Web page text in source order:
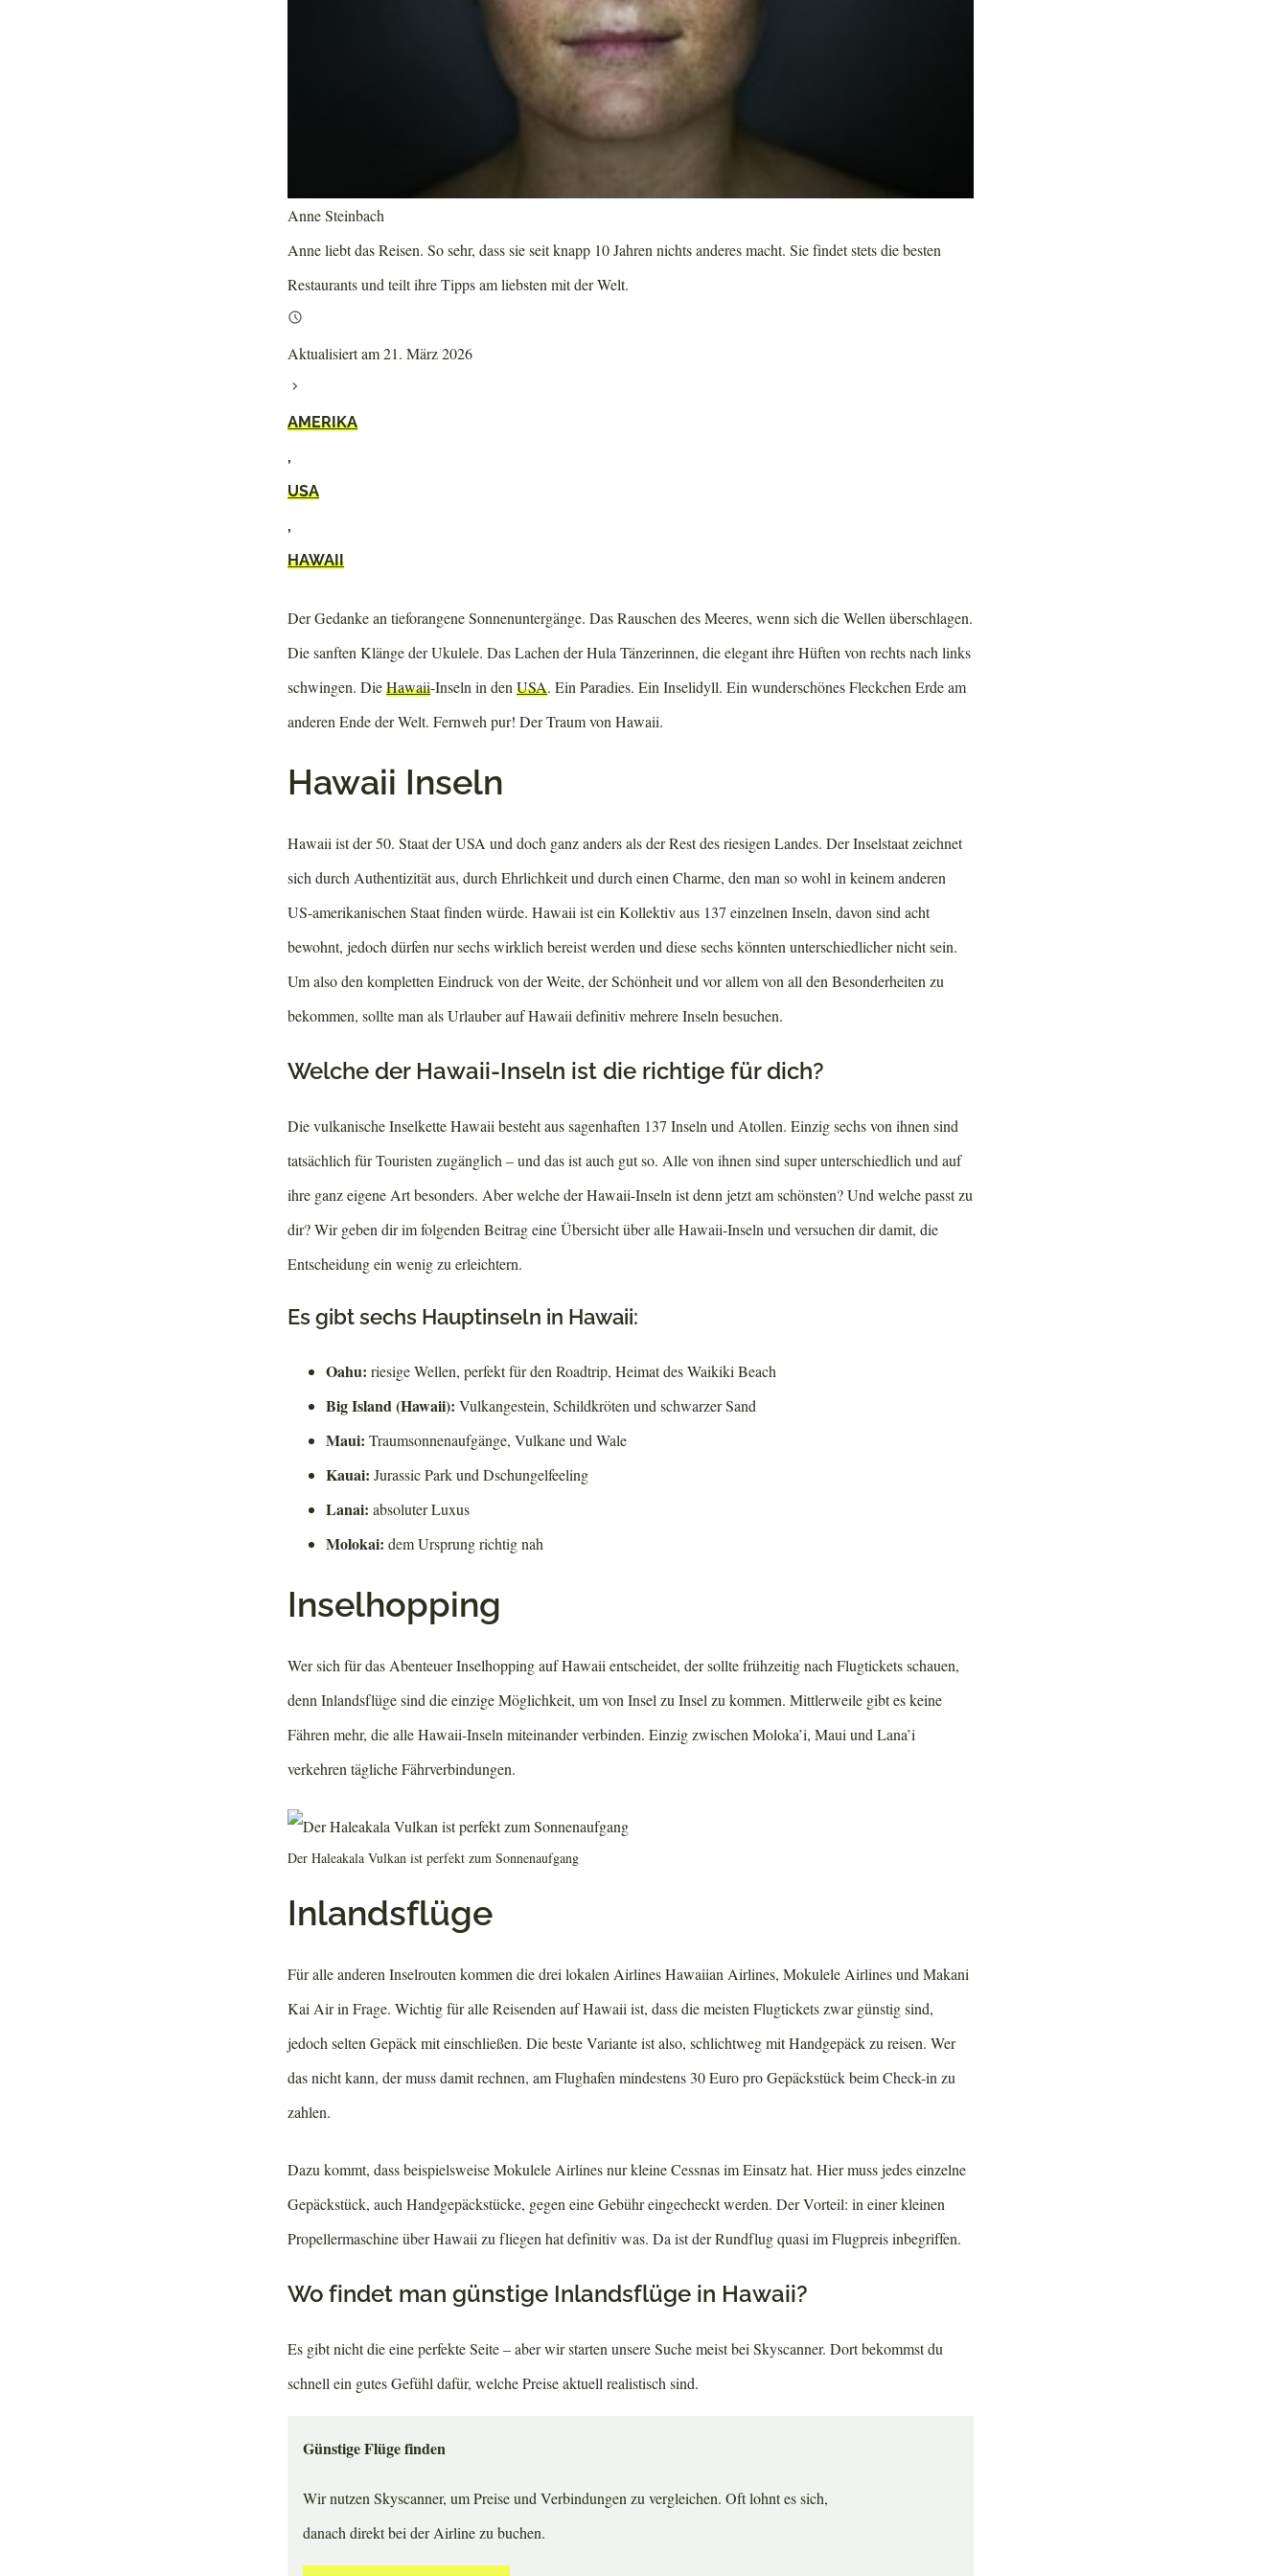
Anne Steinbach
Anne liebt das Reisen. So sehr, dass sie seit knapp 10 Jahren nichts anderes macht. Sie findet stets die besten
Restaurants und teilt ihre Tipps am liebsten mit der Welt.
Aktualisiert am 21. März 2026
AMERIKA
,
USA
,
HAWAII
Der Gedanke an tieforangene Sonnenuntergänge. Das Rauschen des Meeres, wenn sich die Wellen überschlagen.
Die sanften Klänge der Ukulele. Das Lachen der Hula Tänzerinnen, die elegant ihre Hüften von rechts nach links
schwingen. DieHawaii-Inseln in denUSA. Ein Paradies. Ein Inselidyll. Ein wunderschönes Fleckchen Erde am
anderen Ende der Welt. Fernweh pur! Der Traum von Hawaii.
Hawaii Inseln
Hawaii ist der 50. Staat der USA und doch ganz anders als der Rest des riesigen Landes. Der Inselstaat zeichnet
sich durch Authentizität aus, durch Ehrlichkeit und durch einen Charme, den man so wohl in keinem anderen
US-amerikanischen Staat finden würde. Hawaii ist ein Kollektiv aus 137 einzelnen Inseln, davon sind acht
bewohnt, jedoch dürfen nur sechs wirklich bereist werden und diese sechs könnten unterschiedlicher nicht sein.
Um also den kompletten Eindruck von der Weite, der Schönheit und vor allem von all den Besonderheiten zu
bekommen, sollte man als Urlauber auf Hawaii definitiv mehrere Inseln besuchen.
Welche der Hawaii-Inseln ist die richtige für dich?
Die vulkanische Inselkette Hawaii besteht aus sagenhaften 137 Inseln und Atollen. Einzig sechs von ihnen sind
tatsächlich für Touristen zugänglich – und das ist auch gut so. Alle von ihnen sind super unterschiedlich und auf
ihre ganz eigene Art besonders. Aber welche der Hawaii-Inseln ist denn jetzt am schönsten? Und welche passt zu
dir? Wir geben dir im folgenden Beitrag eine Übersicht über alle Hawaii-Inseln und versuchen dir damit, die
Entscheidung ein wenig zu erleichtern.
Es gibt sechs Hauptinseln in Hawaii:
Oahu: riesige Wellen, perfekt für den Roadtrip, Heimat des Waikiki Beach
Big Island (Hawaii): Vulkangestein, Schildkröten und schwarzer Sand
Maui: Traumsonnenaufgänge, Vulkane und Wale
Kauai: Jurassic Park und Dschungelfeeling
Lanai: absoluter Luxus
Molokai: dem Ursprung richtig nah
Inselhopping
Wer sich für das Abenteuer Inselhopping auf Hawaii entscheidet, der sollte frühzeitig nach Flugtickets schauen,
denn Inlandsflüge sind die einzige Möglichkeit, um von Insel zu Insel zu kommen. Mittlerweile gibt es keine
Fähren mehr, die alle Hawaii-Inseln miteinander verbinden. Einzig zwischen Moloka’i, Maui und Lana’i
verkehren tägliche Fährverbindungen.
Der Haleakala Vulkan ist perfekt zum Sonnenaufgang
Inlandsflüge
Für alle anderen Inselrouten kommen die drei lokalen Airlines Hawaiian Airlines, Mokulele Airlines und Makani
Kai Air in Frage. Wichtig für alle Reisenden auf Hawaii ist, dass die meisten Flugtickets zwar günstig sind,
jedoch selten Gepäck mit einschließen. Die beste Variante ist also, schlichtweg mit Handgepäck zu reisen. Wer
das nicht kann, der muss damit rechnen, am Flughafen mindestens 30 Euro pro Gepäckstück beim Check-in zu
zahlen.
Dazu kommt, dass beispielsweise Mokulele Airlines nur kleine Cessnas im Einsatz hat. Hier muss jedes einzelne
Gepäckstück, auch Handgepäckstücke, gegen eine Gebühr eingecheckt werden. Der Vorteil: in einer kleinen
Propellermaschine über Hawaii zu fliegen hat definitiv was. Da ist der Rundflug quasi im Flugpreis inbegriffen.
Wo findet man günstige Inlandsflüge in Hawaii?
Es gibt nicht die eine perfekte Seite – aber wir starten unsere Suche meist bei Skyscanner. Dort bekommst du
schnell ein gutes Gefühl dafür, welche Preise aktuell realistisch sind.
Günstige Flüge finden
Wir nutzen Skyscanner, um Preise und Verbindungen zu vergleichen. Oft lohnt es sich,
danach direkt bei der Airline zu buchen.